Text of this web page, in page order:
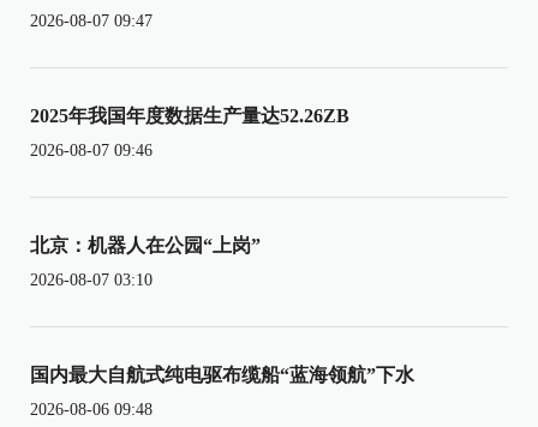
2026-08-07 09:47
2025年我国年度数据生产量达52.26ZB
2026-08-07 09:46
北京：机器人在公园“上岗”
2026-08-07 03:10
国内最大自航式纯电驱布缆船“蓝海领航”下水
2026-08-06 09:48